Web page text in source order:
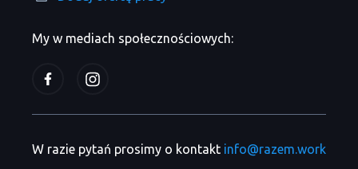
My w mediach społecznościowych:
W razie pytań prosimy o kontakt info@razem.work